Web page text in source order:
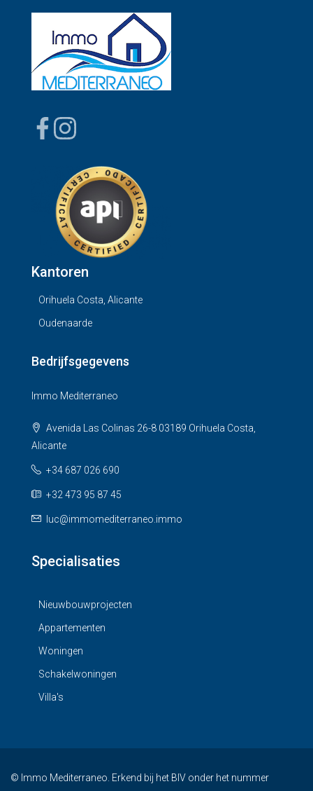
Kantoren
Orihuela Costa, Alicante
Oudenaarde
Bedrijfsgegevens
Immo Mediterraneo
Avenida Las Colinas 26-8 03189 Orihuela Costa,
Alicante
+34 687 026 690
+32 473 95 87 45
luc@immomediterraneo.immo
Specialisaties
Nieuwbouwprojecten
Appartementen
Woningen
Schakelwoningen
Villa's
© Immo Mediterraneo. Erkend bij het BIV onder het nummer